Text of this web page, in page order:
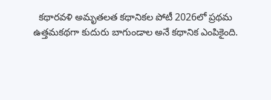
కథారవళి అమృతలత కథానికల పోటీ 2026లో ప్రథమ
ఉత్తమకథగా కుదురు బాగుండాల అనే కథానిక ఎంపికైంది.